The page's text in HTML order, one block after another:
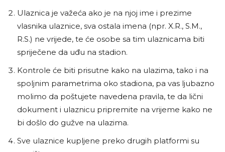
Ulaznica je važeća ako je na njoj ime i prezime
vlasnika ulaznice, sva ostala imena (npr. X.R., S.M.,
R.S.) ne vrijede, te će osobe sa tim ulaznicama biti
spriječene da uđu na stadion.
Kontrole će biti prisutne kako na ulazima, tako i na
spoljnim parametrima oko stadiona, pa vas ljubazno
molimo da poštujete navedena pravila, te da lični
dokument i ulaznicu pripremite na vrijeme kako ne
bi došlo do gužve na ulazima.
Sve ulaznice kupljene preko drugih platformi su